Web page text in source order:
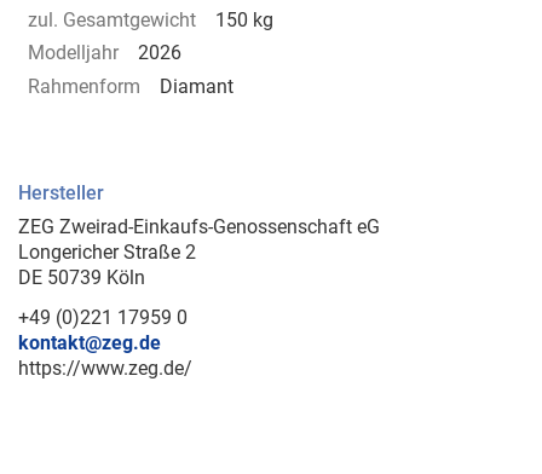
zul. Gesamtgewicht
150 kg
Modelljahr
2026
Rahmenform
Diamant
Hersteller
ZEG Zweirad-Einkaufs-Genossenschaft eG
Longericher Straße 2
DE 50739 Köln
+49 (0)221 17959 0
kontakt@zeg.de
https://www.zeg.de/